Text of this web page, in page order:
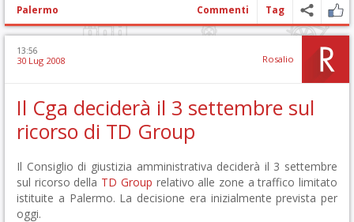
Palermo Commenti Tag
13:56
30 Lug 2008 Rosalio
Il Cga deciderà il 3 settembre sul
ricorso di TD Group
Il Consiglio di giustizia amministrativa deciderà il 3 settembre
sul ricorso della TD Group relativo alle zone a traffico limitato
istituite a Palermo. La decisione era inizialmente prevista per
oggi.